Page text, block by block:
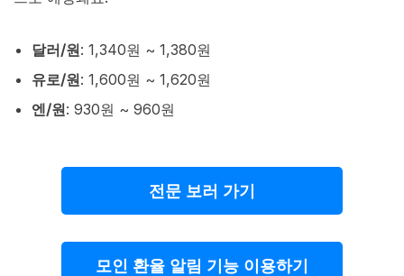
달러/원: 1,340원 ~ 1,380원
유로/원: 1,600원 ~ 1,620원
엔/원: 930원 ~ 960원
전문 보러 가기
모인 환율 알림 기능 이용하기